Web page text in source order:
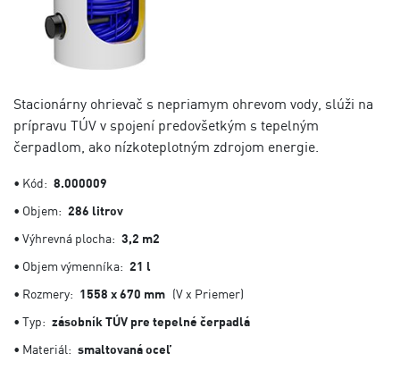
Stacionárny ohrievač s nepriamym ohrevom vody, slúži na
prípravu TÚV v spojení predovšetkým s tepelným
čerpadlom, ako nízkoteplotným zdrojom energie.
• Kód: 8.000009
• Objem: 286 litrov
• Výhrevná plocha: 3,2 m2
• Objem výmenníka: 21 l
• Rozmery: 1558 x 670 mm (V x Priemer)
• Typ: zásobník TÚV pre tepelné čerpadlá
• Materiál: smaltovaná oceľ